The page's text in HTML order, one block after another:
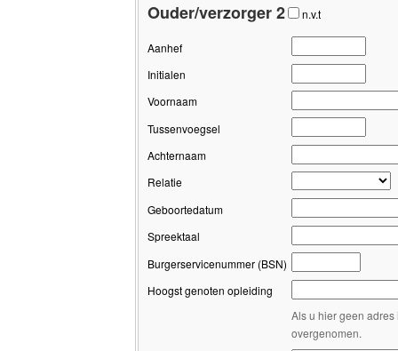
Ouder/verzorger 2 n.v.t
Aanhef
Initialen
Voornaam
Tussenvoegsel
Achternaam
Relatie
Geboortedatum
Spreektaal
Burgerservicenummer (BSN)
Hoogst genoten opleiding
Als u hier geen
overgenomen.